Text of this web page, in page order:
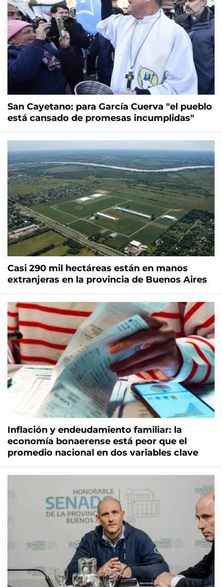
San Cayetano: para García Cuerva "el pueblo
está cansado de promesas incumplidas"
Casi 290 mil hectáreas están en manos
extranjeras en la provincia de Buenos Aires
Inflación y endeudamiento familiar: la
economía bonaerense está peor que el
promedio nacional en dos variables clave